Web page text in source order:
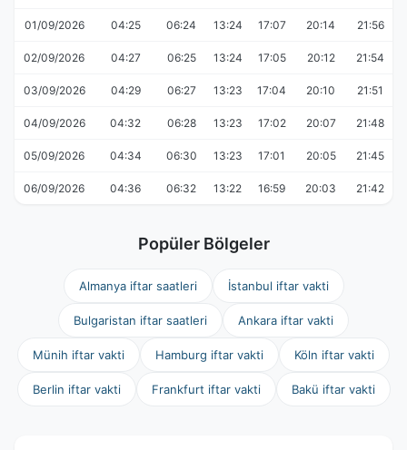
01/09/2026 04:25 06:24 13:24 17:07 20:14 21:56
02/09/2026 04:27 06:25 13:24 17:05 20:12 21:54
03/09/2026 04:29 06:27 13:23 17:04 20:10 21:51
04/09/2026 04:32 06:28 13:23 17:02 20:07 21:48
05/09/2026 04:34 06:30 13:23 17:01 20:05 21:45
06/09/2026 04:36 06:32 13:22 16:59 20:03 21:42
Popüler Bölgeler
Almanya iftar saatleri İstanbul iftar vakti
Bulgaristan iftar saatleri Ankara iftar vakti
Münih iftar vakti Hamburg iftar vakti Köln iftar vakti
Berlin iftar vakti Frankfurt iftar vakti Bakü iftar vakti